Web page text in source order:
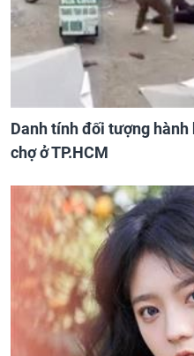
Danh tính đối tượng
chợ ở TP.HCM